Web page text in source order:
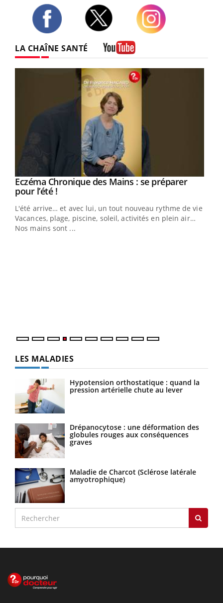
LA CHAÎNE SANTÉ
Youtube
Eczéma Chronique des Mains : se préparer
pour l’été !Youtube
L'été arrive… et avec lui, un tout nouveau rythme de vie !
Vacances, plage, piscine, soleil, activités en plein air…
Nos mains sont ...
LES MALADIES
Hypotension orthostatique : quand la
pression artérielle chute au lever
Drépanocytose : une déformation des
globules rouges aux conséquences
graves
Maladie de Charcot (Sclérose latérale
amyotrophique)